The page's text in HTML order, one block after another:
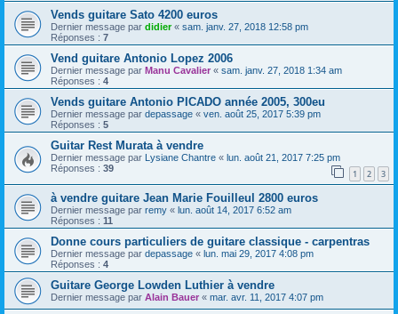
Vends guitare Sato 4200 euros
Dernier message par didier« sam. janv. 27, 2018 12:58 pm
Réponses : 7
Vend guitare Antonio Lopez 2006
Dernier message par Manu Cavalier « sam. janv. 27, 2018 1:34 am
Réponses : 4
Vends guitare Antonio PICADO année 2005, 300eu
Dernier message par depassage « ven. août 25, 2017 5:39 pm
Réponses : 5
Guitar Rest Murata à vendre
Dernier message par Lysiane Chantre « lun. août 21, 2017 7:25 pm
Réponses : 39 1 2 3
à vendre guitare Jean Marie Fouilleul 2800 euros
Dernier message par remy « lun. août 14, 2017 6:52 am
Réponses : 11
Donne cours particuliers de guitare classique - carpentras
Dernier message par depassage « lun. mai 29, 2017 4:08 pm
Réponses : 4
Guitare George Lowden Luthier à vendre
Dernier message par Alain Bauer « mar. avr. 11, 2017 4:07 pm